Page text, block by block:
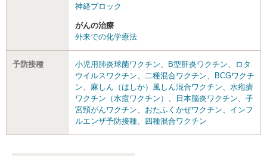
神経ブロック
がんの治療
外来での化学療法
予防接種 小児用肺炎球菌ワクチン B型肝炎ワクチン
ロタ
ウイルスワクチン
二種混合ワクチン
BCGワクチ
ン
麻しん（はしか）風しん混合ワクチン
水疱瘡
ワクチン（水痘ワクチン）
日本脳炎ワクチン
子
宮頸がんワクチン
おたふくかぜワクチン
インフ
ルエンザ予防接種
四種混合ワクチン